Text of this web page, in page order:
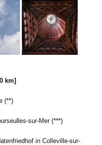
km]
(**)
sur-Mer (***)
in Colleville-sur-